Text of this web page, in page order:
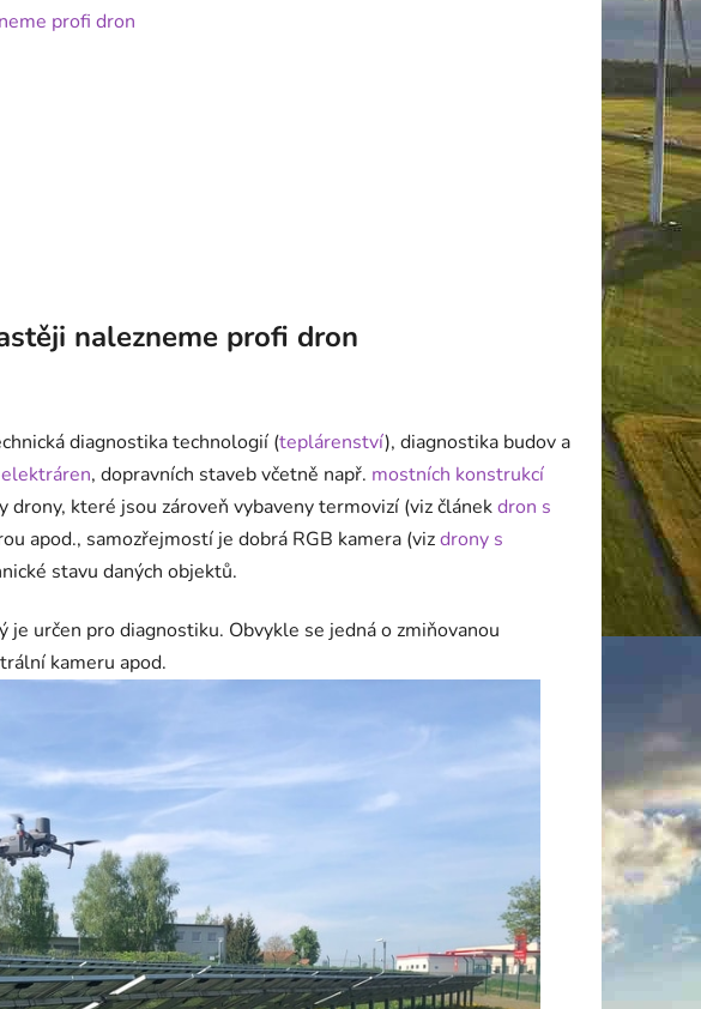
profi dron
nalezneme profi dron
diagnostika technologií (teplárenství), diagnostika budov a
, dopravních staveb včetně např. mostních konstrukcí
které jsou zároveň vybaveny termovizí (viz článekdron s
apod., samozřejmostí je dobrá RGB kamera (vizdrony s
stavu daných objektů.
určen pro diagnostiku. Obvykle se jedná o zmiňovanou
kameru apod.